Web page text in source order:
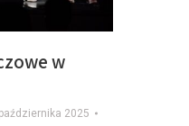
w
2025